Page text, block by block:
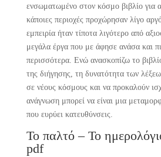
ενσωματωμένο στον κόσμο βιβλίο για
κάποιες περιοχές προχώρησαν λίγο
εμπειρία ήταν τίποτα λιγότερο από
μεγάλα έργα που με άφησε ανάσα και
περισσότερα. Ενώ ανασκοπίζω το
της διήγησης, τη δυνατότητα των
σε νέους κόσμους και να προκαλούν
ανάγνωση μπορεί να είναι μια
που ευρύει κατευθύνσεις.
Το παλτό – Το
pdf